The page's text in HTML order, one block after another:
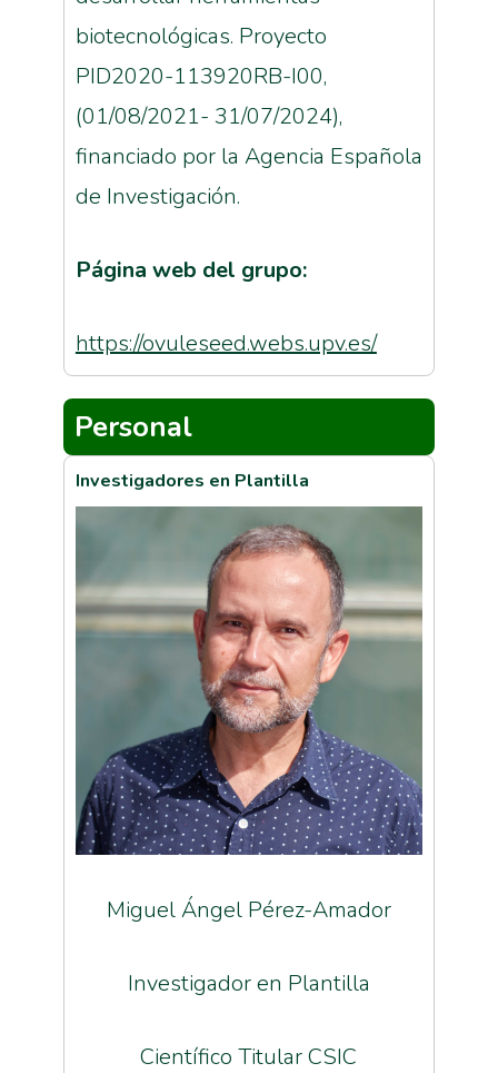
biotecnológicas. Proyecto
PID2020-113920RB-I00,
(01/08/2021- 31/07/2024),
financiado por la Agencia Española
de Investigación.
Página web del grupo:
https://ovuleseed.webs.upv.es/
Personal
Investigadores en Plantilla
Miguel Ángel Pérez-Amador
Investigador en Plantilla
Científico Titular CSIC